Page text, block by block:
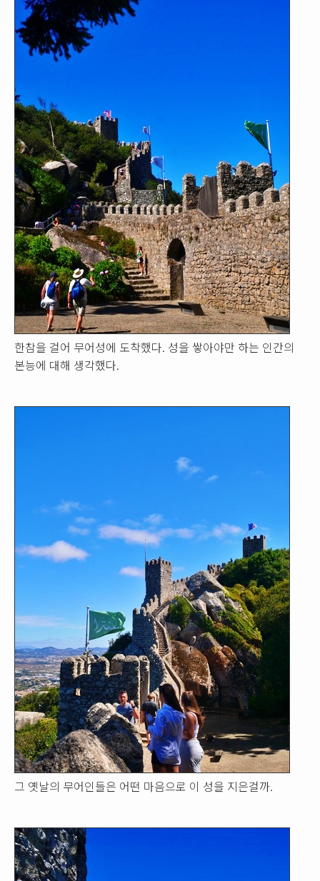
한참을 걸어 무어성에 도착했다. 성을 쌓아야만 하는 인간의
본능에 대해 생각했다.
그 옛날의 무어인들은 어떤 마음으로 이 성을 지은걸까.